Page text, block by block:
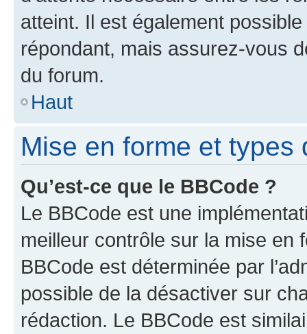
atteint. Il est également
répondant, mais assurez-vous
du forum.
Haut
Mise en forme et types
Qu’est-ce que le BBCode ?
Le BBCode est une
meilleur contrôle sur la mise en
BBCode est déterminée par
possible de la désactiver sur
rédaction. Le BBCode est